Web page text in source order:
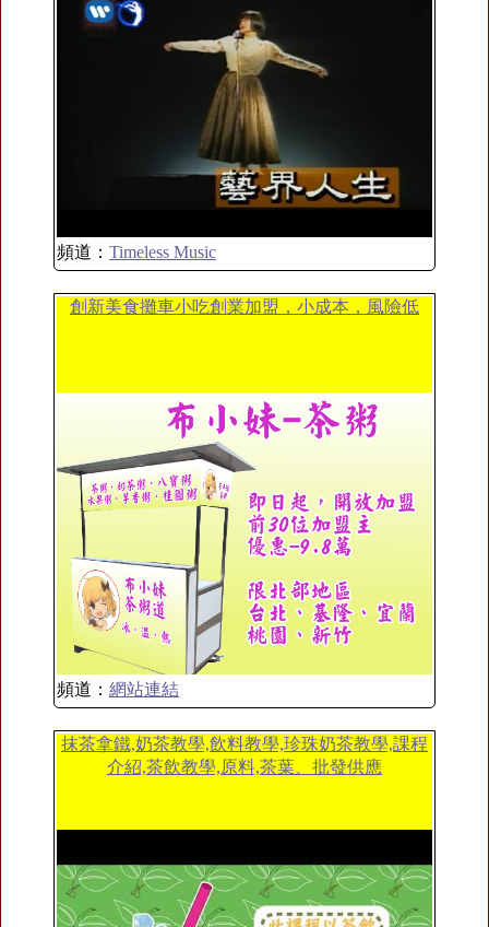
頻道： Timeless Music
創新美食攤車小吃創業加盟，小成本，風險低
頻道： 網站連結
抹茶拿鐵,奶茶教學,飲料教學,珍珠奶茶教學,課程
介紹,茶飲教學,原料,茶葉、批發供應